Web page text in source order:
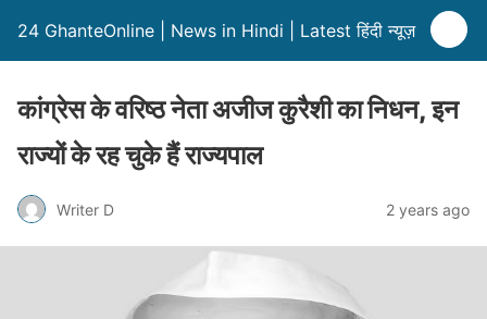
24 GhanteOnline | News in Hindi | Latest हिंदी न्यूज़
कांग्रेस के वरिष्ठ नेता अजीज कुरैशी का निधन, इन
राज्यों के रह चुके हैं राज्यपाल
Writer D 2 years ago